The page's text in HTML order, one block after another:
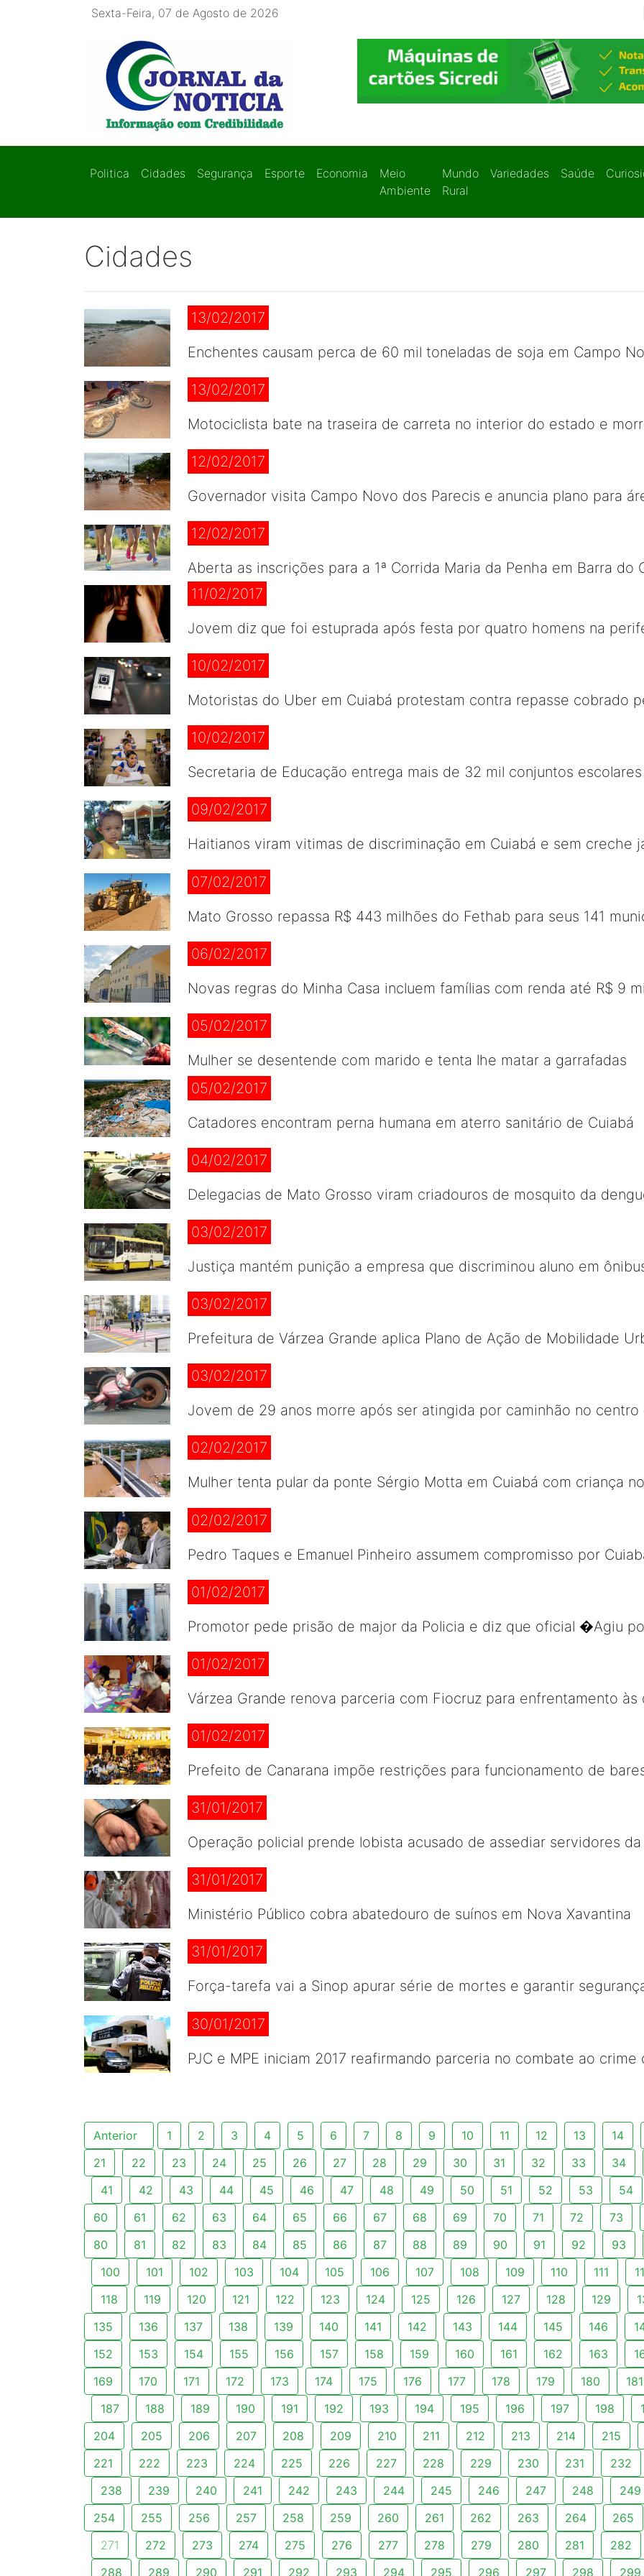
Sexta-Feira, 07 de Agosto de 2026
Politica Cidades Segurança Esporte Economia
Meio
Ambiente
Mundo
Rural
Variedades Saúde
Cidades
13/02/2017
Enchentes causam perca de 60 mil toneladas de soja em Campo
13/02/2017
Motociclista bate na traseira de carreta no interior do estado e
12/02/2017
Governador visita Campo Novo dos Parecis e anuncia plano para
12/02/2017
Aberta as inscrições para a 1ª Corrida Maria da Penha em Barra do
11/02/2017
Jovem diz que foi estuprada após festa por quatro homens na
10/02/2017
Motoristas do Uber em Cuiabá protestam contra repasse cobrado
10/02/2017
Secretaria de Educação entrega mais de 32 mil conjuntos
09/02/2017
Haitianos viram vitimas de discriminação em Cuiabá e sem creche
07/02/2017
Mato Grosso repassa R$ 443 milhões do Fethab para seus 141
06/02/2017
Novas regras do Minha Casa incluem famílias com renda até R$ 9
05/02/2017
Mulher se desentende com marido e tenta lhe matar a garrafadas
05/02/2017
Catadores encontram perna humana em aterro sanitário de Cuiabá
04/02/2017
Delegacias de Mato Grosso viram criadouros de mosquito da
03/02/2017
Justiça mantém punição a empresa que discriminou aluno em
03/02/2017
Prefeitura de Várzea Grande aplica Plano de Ação de Mobilidade
03/02/2017
Jovem de 29 anos morre após ser atingida por caminhão no centro
02/02/2017
Mulher tenta pular da ponte Sérgio Motta em Cuiabá com criança
02/02/2017
Pedro Taques e Emanuel Pinheiro assumem compromisso por
01/02/2017
Promotor pede prisão de major da Policia e diz que oficial �Agiu
01/02/2017
Várzea Grande renova parceria com Fiocruz para enfrentamento às
01/02/2017
Prefeito de Canarana impõe restrições para funcionamento de
31/01/2017
Operação policial prende lobista acusado de assediar servidores da
31/01/2017
Ministério Público cobra abatedouro de suínos em Nova Xavantina
31/01/2017
Força-tarefa vai a Sinop apurar série de mortes e garantir
30/01/2017
PJC e MPE iniciam 2017 reafirmando parceria no combate ao crime
Anterior 1 2 3 4 5 6 7 8 9 10 11 12 13 14
21
22 23 24 25 26 27 28 29 30 31 32 33 34
41
42 43 44 45 46 47 48 49 50 51 52 53 54
60
61 62 63 64 65 66 67 68 69 70 71 72 73
80
81 82 83 84 85 86 87 88 89 90 91 92 93
100
101 102 103 104 105 106 107 108 109 110 111
118
119 120 121 122 123 124 125 126 127 128 129
135
136 137 138 139 140 141 142 143 144 145 146
152
153 154 155 156 157 158 159 160 161 162 163
169
170 171 172 173 174 175 176 177 178 179 180 181
187
188 189 190 191 192 193 194 195 196 197 198
204
205 206 207 208 209 210 211 212 213 214 215
221
222 223 224 225 226 227 228 229 230 231 232
238
239 240 241 242 243 244 245 246 247 248 249
254
255 256 257 258 259 260 261 262 263 264 265
271
272 273 274 275 276 277 278 279 280 281 282
288
289 290 291 292 293 294 295 296 297 298 299